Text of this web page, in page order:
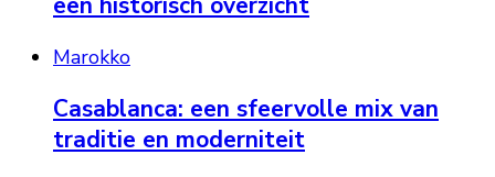
Marokko
Casablanca: een sfeervolle mix van
traditie en moderniteit